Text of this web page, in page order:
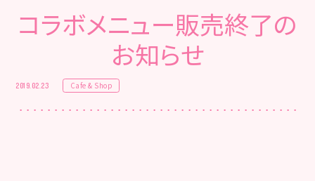
コラボメニュー販売終了の
お知らせ
2019.02.23 Cafe & Shop